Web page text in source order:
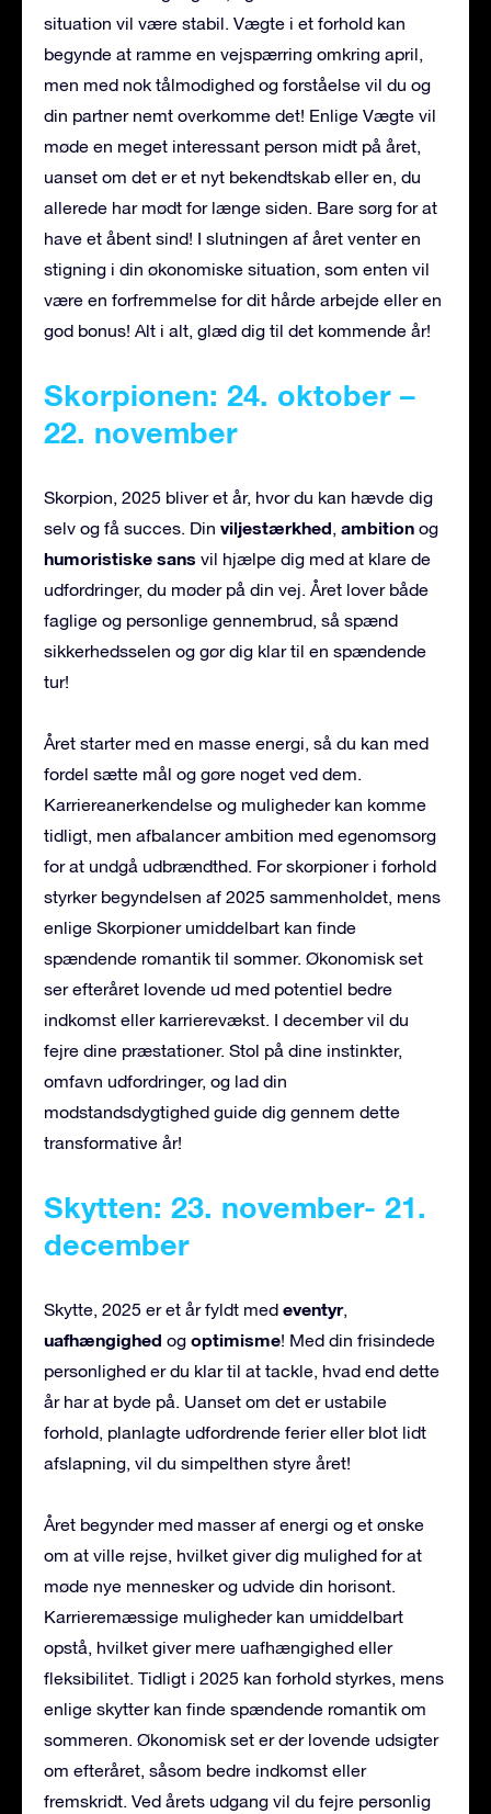
situation vil være stabil. Vægte i et forhold kan
begynde at ramme en vejspærring omkring april,
men med nok tålmodighed og forståelse vil du og
din partner nemt overkomme det! Enlige Vægte vil
møde en meget interessant person midt på året,
uanset om det er et nyt bekendtskab eller en, du
allerede har mødt for længe siden. Bare sørg for at
have et åbent sind! I slutningen af året venter en
stigning i din økonomiske situation, som enten vil
være en forfremmelse for dit hårde arbejde eller en
god bonus! Alt i alt, glæd dig til det kommende år!
Skorpionen: 24. oktober –
22. november
Skorpion, 2025 bliver et år, hvor du kan hævde dig
selv og få succes. Din viljestærkhed, ambition og
humoristiske sans vil hjælpe dig med at klare de
udfordringer, du møder på din vej. Året lover både
faglige og personlige gennembrud, så spænd
sikkerhedsselen og gør dig klar til en spændende
tur!
Året starter med en masse energi, så du kan med
fordel sætte mål og gøre noget ved dem.
Karriereanerkendelse og muligheder kan komme
tidligt, men afbalancer ambition med egenomsorg
for at undgå udbrændthed. For skorpioner i forhold
styrker begyndelsen af 2025 sammenholdet, mens
enlige Skorpioner umiddelbart kan finde
spændende romantik til sommer. Økonomisk set
ser efteråret lovende ud med potentiel bedre
indkomst eller karrierevækst. I december vil du
fejre dine præstationer. Stol på dine instinkter,
omfavn udfordringer, og lad din
modstandsdygtighed guide dig gennem dette
transformative år!
Skytten: 23. november- 21.
december
Skytte, 2025 er et år fyldt med eventyr,
uafhængighed og optimisme! Med din frisindede
personlighed er du klar til at tackle, hvad end dette
år har at byde på. Uanset om det er ustabile
forhold, planlagte udfordrende ferier eller blot lidt
afslapning, vil du simpelthen styre året!
Året begynder med masser af energi og et ønske
om at ville rejse, hvilket giver dig mulighed for at
møde nye mennesker og udvide din horisont.
Karrieremæssige muligheder kan umiddelbart
opstå, hvilket giver mere uafhængighed eller
fleksibilitet. Tidligt i 2025 kan forhold styrkes, mens
enlige skytter kan finde spændende romantik om
sommeren. Økonomisk set er der lovende udsigter
om efteråret, såsom bedre indkomst eller
fremskridt. Ved årets udgang vil du fejre personlig